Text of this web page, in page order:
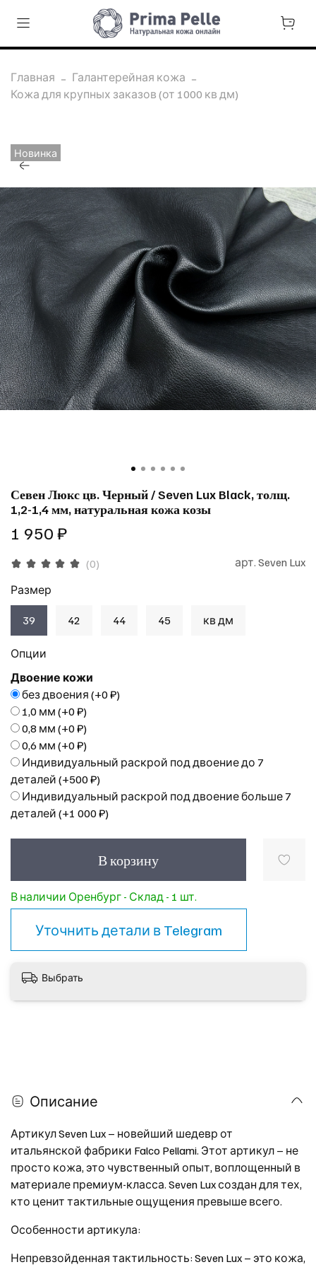
Главная
Галантерейная кожа
Кожа для крупных заказов (от 1000 кв дм)
Новинка
(0) арт. Seven Lux
Севен Люкс цв. Черный / Seven Lux Black, толщ.
1,2-1,4 мм, натуральная кожа козы
1 950 ₽
В корзину
В наличии Оренбург - Склад - 1 шт.
Уточнить детали вTelegram
Размер
39 42 44 45 кв дм
Опции
Двоение кожи
без двоения (+0 ₽)
1,0 мм (+0 ₽)
0,8 мм (+0 ₽)
0,6 мм (+0 ₽)
Индивидуальный раскрой под двоение до 7
деталей (+500 ₽)
Индивидуальный раскрой под двоение больше 7
деталей (+1 000 ₽)
Выбрать
Описание
Артикул Seven Lux – новейший шедевр от
итальянской фабрики Falco Pellami. Этот артикул – не
просто кожа, это чувственный опыт, воплощенный в
материале премиум-класса. Seven Lux создан для тех,
кто ценит тактильные ощущения превыше всего.
Особенности артикула:
Непревзойденная тактильность: Seven Lux – это кожа,